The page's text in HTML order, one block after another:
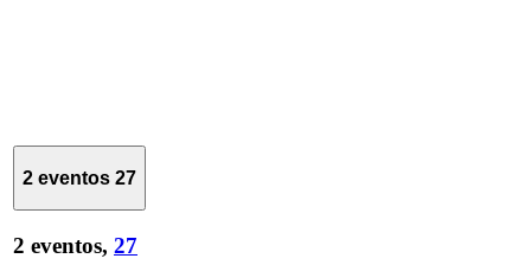
2 eventos 27
2 eventos, 27